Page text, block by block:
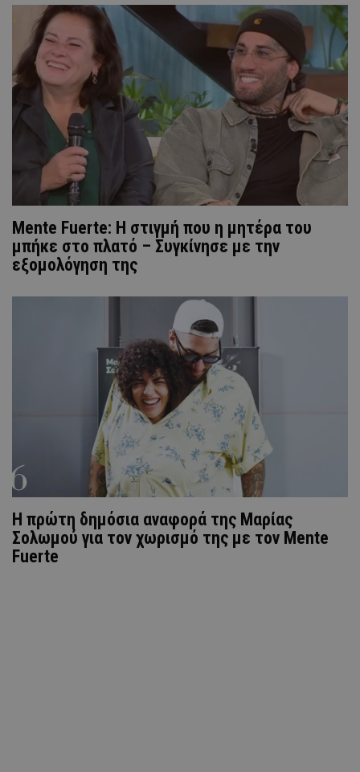
Mente Fuerte: Η στιγμή που η μητέρα του
μπήκε στο πλατό – Συγκίνησε με την
εξομολόγηση της
H πρώτη δημόσια αναφορά της Μαρίας
Σολωμού για τον χωρισμό της με τον Mente
Fuerte